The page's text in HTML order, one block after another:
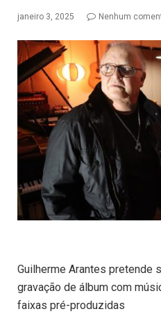
janeiro 3, 2025 Nenhum
Guilherme Arantes pretende
gravação de álbum com
faixas pré-produzidas